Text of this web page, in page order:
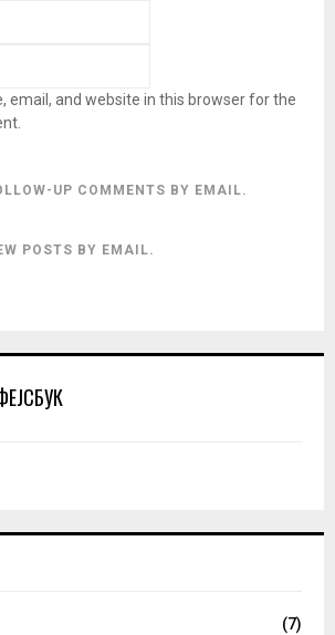
email, and website in this browser for the
UP COMMENTS BY EMAIL.
POSTS BY EMAIL.
(7)